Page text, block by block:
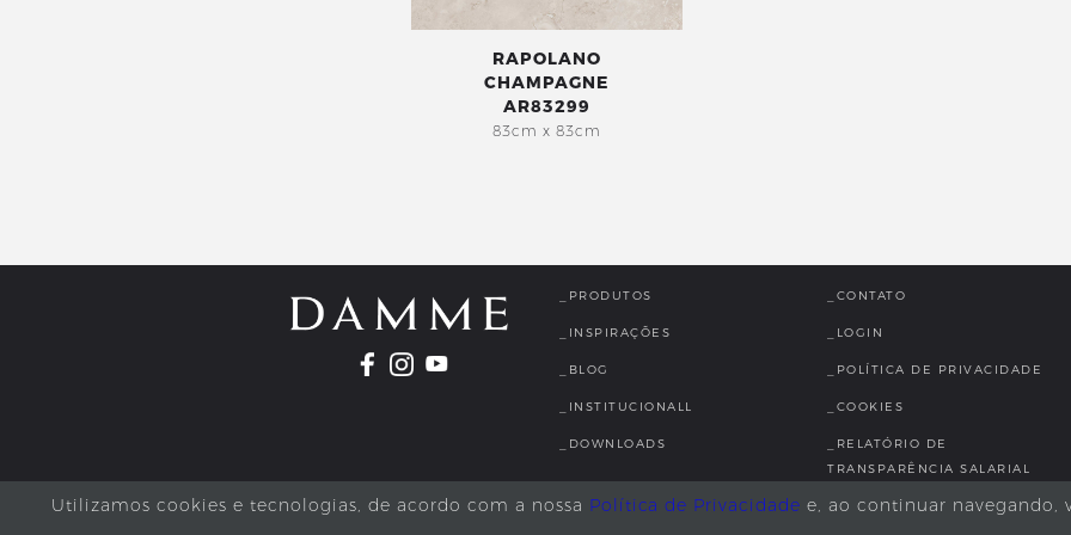
RAPOLANO
CHAMPAGNE
AR83299
83cm x 83cm
_PRODUTOS
_INSPIRAÇÕES
_BLOG
_INSTITUCIONALL
_DOWNLOADS
_CONTATO
_LOGIN
_POLÍTICA DE PRIVACIDADE
_COOKIES
_RELATÓRIO DE
TRANSPARÊNCIA SALARIAL
Utilizamos cookies e tecnologias, de acordo com a nossa Política de Privacidade e, ao continuar navegando,